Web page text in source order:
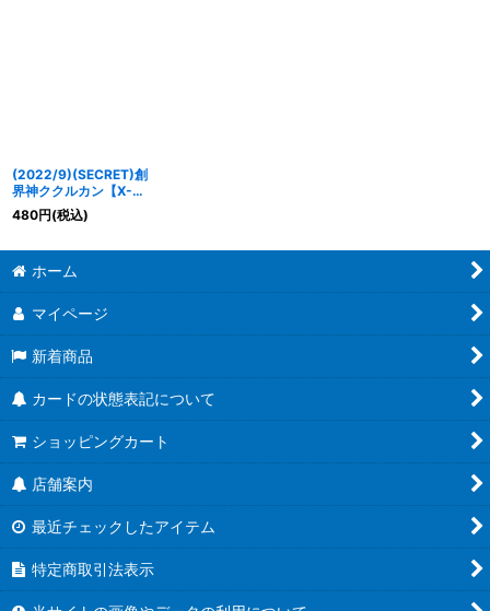
(2022/9)(SECRET)創
界神ククルカン【X-
SEC】{BS62-X09
《紫》
480円(税込)
ホーム
マイページ
新着商品
カードの状態表記について
ショッピングカート
店舗案内
最近チェックしたアイテム
特定商取引法表示